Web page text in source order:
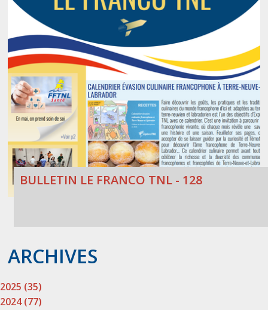
BULLETIN LE FRANCO TNL - 128
ARCHIVES
2025 (35)
2024 (77)